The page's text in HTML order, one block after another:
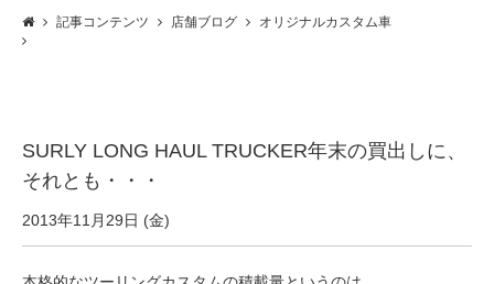
サービス全般
修理・メンテナンス工賃
記事コンテンツ 店舗ブログ オリジナルカスタム車
SURLY LONG HAUL TRUCKER年末の買出しに、
それとも・・・
2013年11月29日 (金)